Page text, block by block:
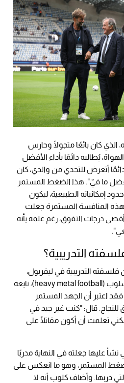
كان بائعًا متجولًا وحارس
يُطالبه دائمًا بأداء الأفضل
أتعرض للتحدي من والدي، كان
أفضل ما فيّ". هذا الضغط المستمر
إمكانياته الطبيعية، ليكون
المنافسة المستمرة جعلت
درجات التفوق، رغم علمه بأنه
التدريبية؟
التدريبية في ليفربول،
والتي تُعرف بمبدأ اللعب بأسلوب (heavy metal football)، نابعة
اعتبر أن الجهد المستمر
للنجاح. قال: "كنت غير جيد في
تعلمت أن أكون مقاتلًا على
نشأ عليها جعلته في النهاية مدربًا
المستمر، وهو ما انعكس على
دربها. وأضاف كلوب أنه لا